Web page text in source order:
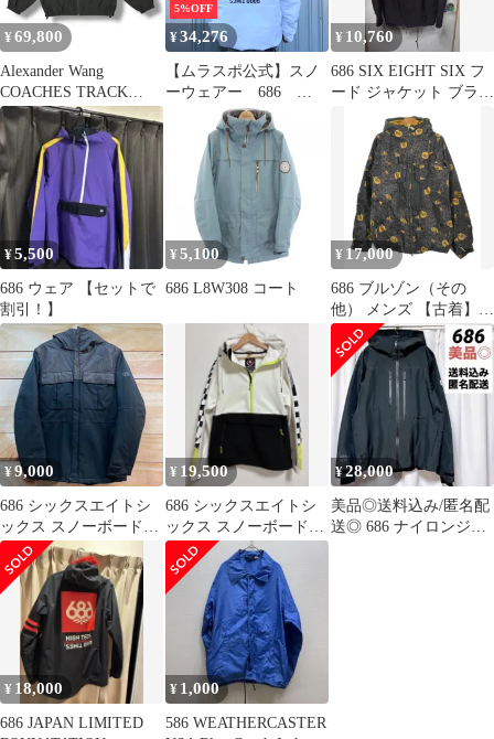
¥ 69,800
Alexander Wang
COACHES TRACK
JACKET WITH WANG
PUFF LOGO トラック
ジャケット アレキサン
ダーワン 4WC3232071
ブラック XS
（6866M）
5%OFF
¥34,276
【ムラスポ公式】スノ
ーウェアー 686
JAPAN LIMITED
FOUNDATION SHELL
JACKET Lサイズ
MM3 20%OFF
¥ 10,760
686 SIX EIGHT SIX フ
ード ジャケット ブラッ
¥5,500
686 ウェア 【セットで
割引！】
¥ 5,100
686 L8W308 コート
¥ 17,000
686 ブルゾン（その
他） メンズ 【古着】
【中古】【送料無料】
¥9,000
686 シックスエイトシ
ックス スノーボードジ
ャケット ウェア S
¥ 19,500
686 シックスエイトシ
ックス スノーボードウ
ェア アジャケット S 室
内
¥28,000
美品◎送料込み/匿名配
送◎ 686 ナイロンジャ
¥ 18,000
686 JAPAN LIMITED
¥ 1,000
586 WEATHERCASTER